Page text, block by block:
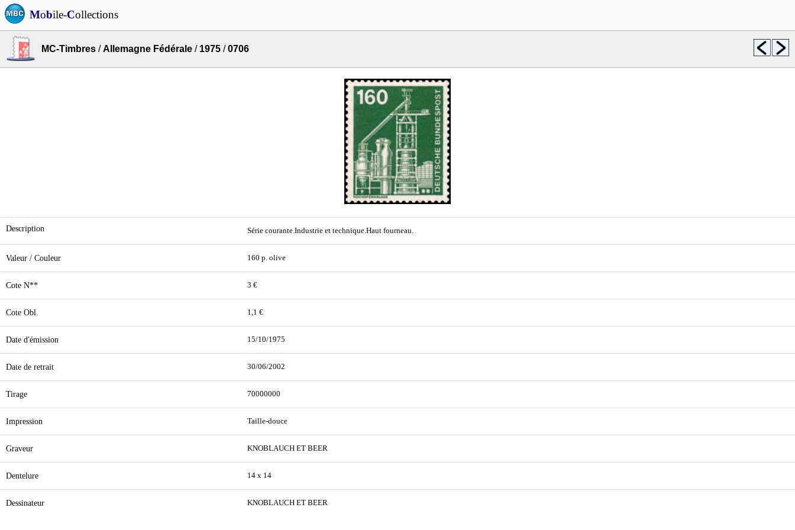
Mobile-Collections
MC-Timbres /Allemagne Fédérale / 1975 /0706
Description Série courante.Industrie et technique.Haut fourneau.
Valeur / Couleur 160 p. olive
Cote N** 3 €
Cote Obl. 1,1 €
Date d'émission 15/10/1975
Date de retrait 30/06/2002
Tirage 70000000
Impression Taille-douce
Graveur KNOBLAUCH ET BEER
Dentelure 14 x 14
Dessinateur KNOBLAUCH ET BEER